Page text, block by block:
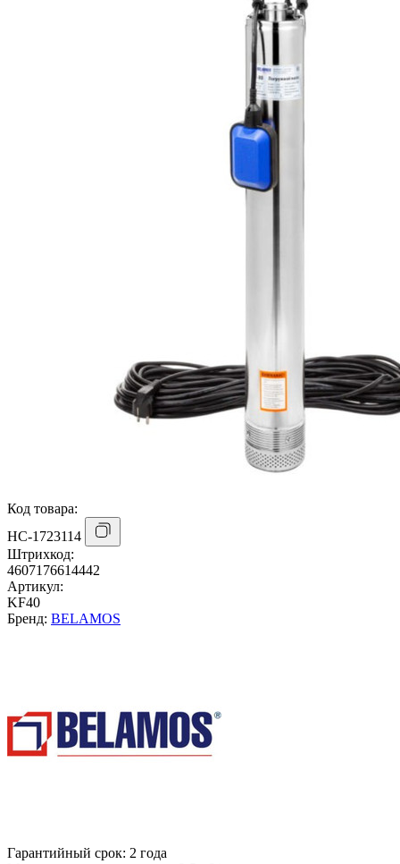
Код товара:
НС-1723114
Штрихкод:
4607176614442
Артикул:
KF40
Бренд: BELAMOS
Гарантийный срок: 2 года